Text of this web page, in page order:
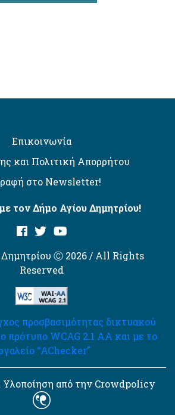
Επικοινωνία
και Πολιτική Απορρήτου
στο Newsletter!
τον Δήμο Αγίου Δημητρίου!
Ⓒ 2026 / All Rights
Reserved
προσβασιμότητας δικτυακού
πρότυπο WCAG 2.1 AA και με το
“AChecker”
Υλοποίηση από την Crowdpolicy